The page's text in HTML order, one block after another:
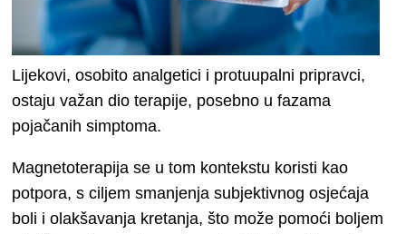
Lijekovi, osobito analgetici i protuupalni pripravci,
ostaju važan dio terapije, posebno u fazama
pojačanih simptoma.
Magnetoterapija se u tom kontekstu koristi kao
potpora, s ciljem smanjenja subjektivnog osjećaja
boli i olakšavanja kretanja, što može pomoći boljem